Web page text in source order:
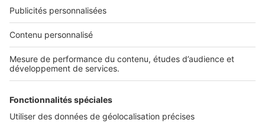
Services pro
Accès client